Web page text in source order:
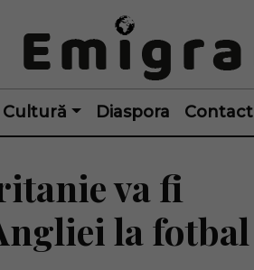
Cultură Diaspora Contact
va fi
la fotbal